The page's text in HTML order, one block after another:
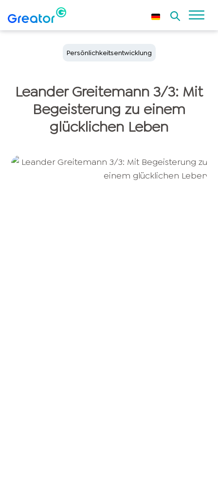
Persönlichkeitsentwicklung
Leander Greitemann 3/3: Mit
Begeisterung zu einem
glücklichen Leben